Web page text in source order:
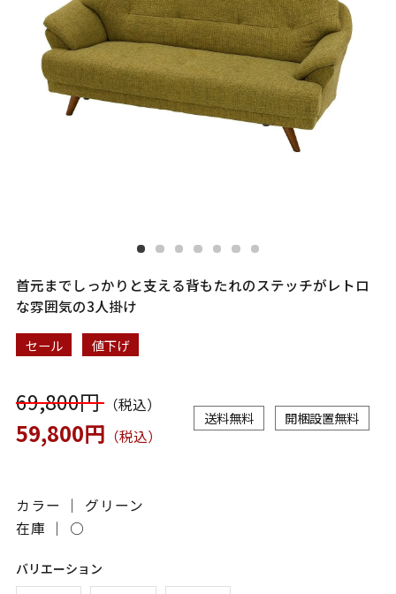
首元までしっかりと支える背もたれのステッチがレトロ
な雰囲気の3人掛け
セール 値下げ
69,800円（税込）
59,800円 （税込）
送料無料 開梱設置無料
カラー ｜ グリーン
在庫 ｜ ○
バリエーション